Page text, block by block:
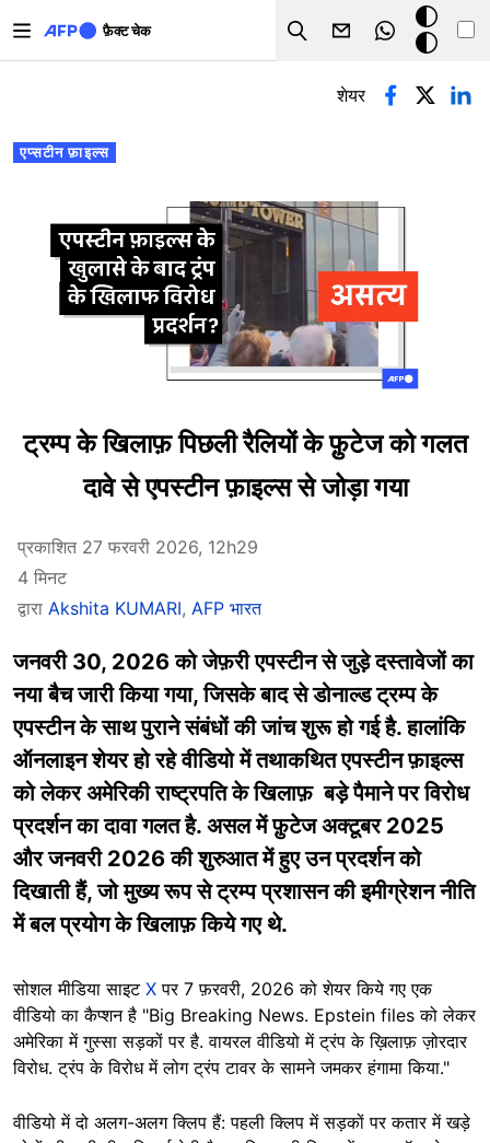
फ़ैक्ट चेक
Search
डार्क
मोड
प्राथमिक टैब्स
एप्सटीन फ़ाइल्स
शेयर
ट्रम्प के खिलाफ़ पिछली रैलियों के फ़ुटेज को गलत
दावे से एपस्टीन फ़ाइल्स से जोड़ा गया
प्रकाशित 27 फरवरी 2026, 12h29
4 मिनट
द्वारा Akshita KUMARI, AFP भारत
जनवरी 30, 2026 को जेफ़री एपस्टीन से जुड़े दस्तावेजों का
नया बैच जारी किया गया, जिसके बाद से डोनाल्ड ट्रम्प के
एपस्टीन के साथ पुराने संबंधों की जांच शुरू हो गई है. हालांकि
ऑनलाइन शेयर हो रहे वीडियो में तथाकथित एपस्टीन फ़ाइल्स
को लेकर अमेरिकी राष्ट्रपति के खिलाफ़ बड़े पैमाने पर विरोध
प्रदर्शन का दावा गलत है. असल में फ़ुटेज अक्टूबर 2025
और जनवरी 2026 की शुरुआत में हुए उन प्रदर्शन को
दिखाती हैं, जो मुख्य रूप से ट्रम्प प्रशासन की इमीग्रेशन नीति
में बल प्रयोग के खिलाफ़ किये गए थे.
सोशल मीडिया साइट X पर 7 फ़रवरी, 2026 को शेयर किये गए एक
वीडियो का कैप्शन है "Big Breaking News. Epstein files को लेकर
अमेरिका में गुस्सा सड़कों पर है. वायरल वीडियो में ट्रंप के ख़िलाफ़ ज़ोरदार
विरोध. ट्रंप के विरोध में लोग ट्रंप टावर के सामने जमकर हंगामा किया."
वीडियो में दो अलग-अलग क्लिप हैं: पहली क्लिप में सड़कों पर कतार में खड़े